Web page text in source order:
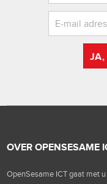
JA,
OVER OPENSESAME
OpenSesame ICT gaat met